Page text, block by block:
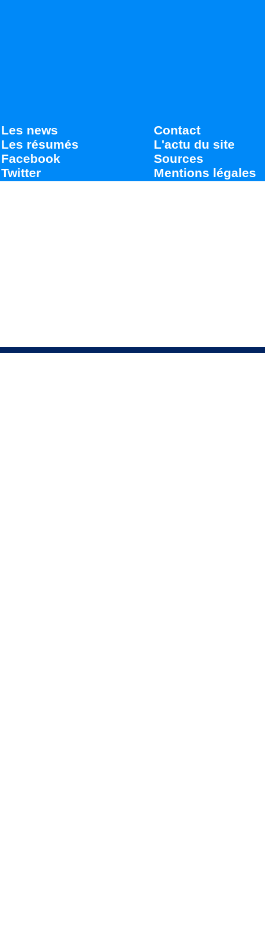
Les news
Les résumés
Facebook
Twitter
Contact
L'actu du site
Sources
Mentions légales